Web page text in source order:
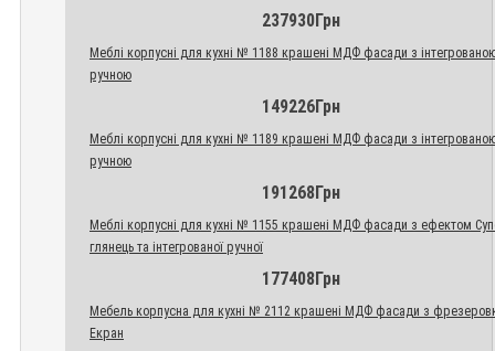
237930Грн
Меблі корпусні для кухні № 1188 крашені МДФ фасади з
ручною
149226Грн
Меблі корпусні для кухні № 1189 крашені МДФ фасади з
ручною
191268Грн
Меблі корпусні для кухні № 1155 крашені МДФ фасади з ефектом
глянець та інтегрованої ручної
177408Грн
Мебель корпусна для кухні № 2112 крашені МДФ фасади з
Екран